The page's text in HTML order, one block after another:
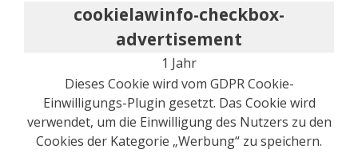
cookielawinfo-checkbox-
advertisement
1 Jahr
Dieses Cookie wird vom GDPR Cookie-
Einwilligungs-Plugin gesetzt. Das Cookie wird
verwendet, um die Einwilligung des Nutzers zu den
Cookies der Kategorie „Werbung“ zu speichern.